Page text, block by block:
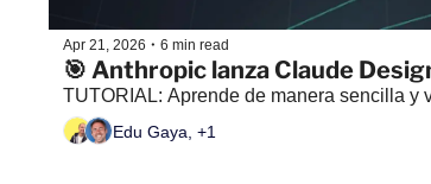
Apr 21, 2026 • 6 min read
🎯 Anthropic lanza Claude
TUTORIAL: Aprende de manera sencilla y
Edu Gaya, +1